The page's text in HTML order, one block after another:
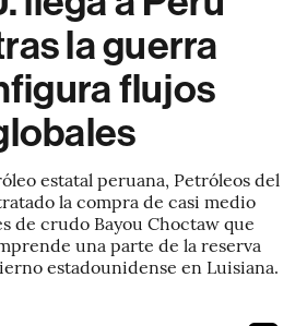
la guerra
flujos
estatal peruana, Petróleos del
la compra de casi medio
de crudo Bayou Choctaw que
una parte de la reserva
estadounidense en Luisiana.